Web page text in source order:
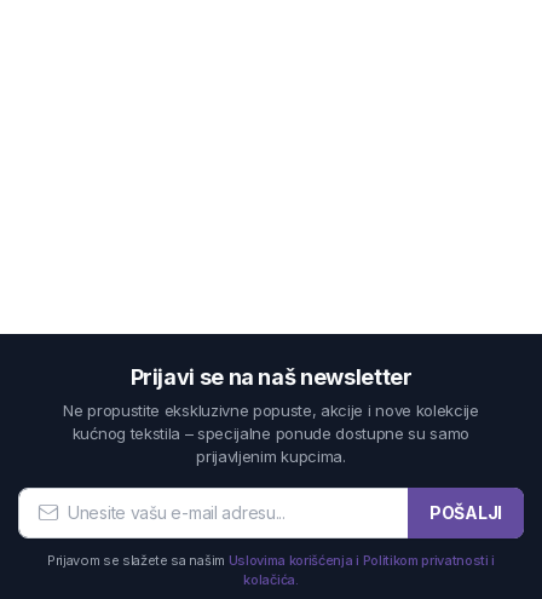
Prijavi se na naš newsletter
Ne propustite ekskluzivne popuste, akcije i nove kolekcije
kućnog tekstila – specijalne ponude dostupne su samo
prijavljenim kupcima.
POŠALJI
Prijavom se slažete sa našim Uslovima korišćenja i Politikom privatnosti i
kolačića.